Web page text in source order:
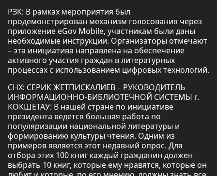
РЗК: В рамках мероприятия был
продемонстрирован механизм голосования через
приложение eGov Mobile, участникам были даны
необходимые инструкции. Организаторы отмечают
– эта инициатива направлена на обеспечение
активного участия граждан в литературных
процессах с использованием цифровых технологий.
СНХ: СЕРИК ЖЕТПИСКАЛИЕВ – РУКОВОДИТЕЛЬ
ИНФОРМАЦИОННО-БИБЛИОТЕЧНОЙ СИСТЕМЫ г.
КОКШЕТАУ: В нашей стране по инициативе
президента ведется большая работа по
популяризации национальной литературы и
формированию культуры чтения. Одним из
примеров является этот недавний опрос. Для
отбора этих 100 книг каждый гражданин должен
выбрать 10 книг, которые ему нравятся, которые он